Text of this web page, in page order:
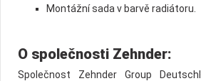
Montážní sada v barvě radiátoru.
O společnosti Zehnder:
Společnost Zehnder Group